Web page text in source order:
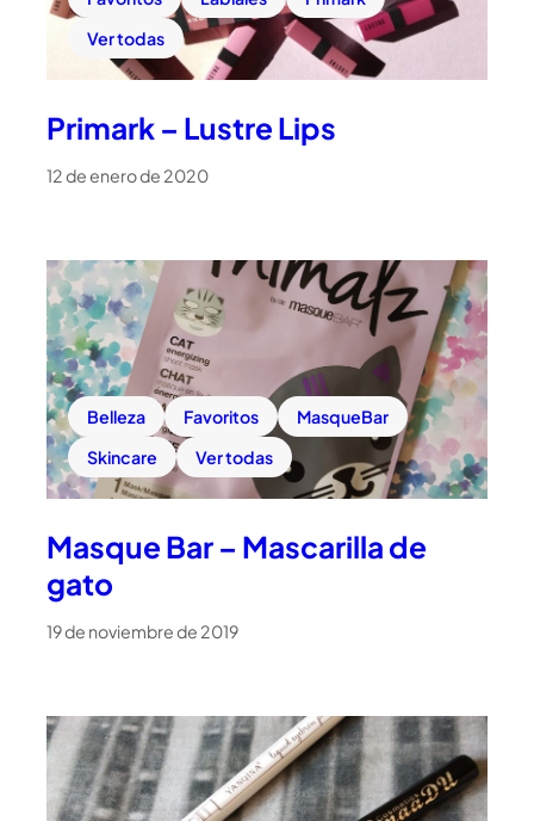
Ver todas
Primark – Lustre Lips
12 de enero de 2020
Belleza Favoritos
MasqueBar
Skincare
Ver todas
Masque Bar – Mascarilla de
gato
19 de noviembre de 2019